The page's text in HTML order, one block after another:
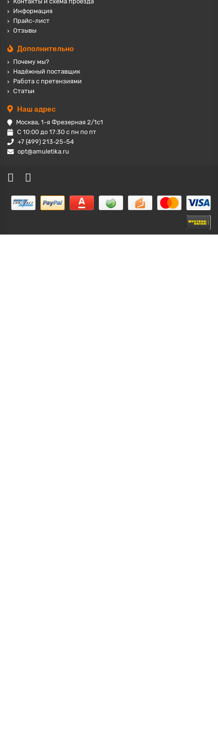
Информация
Прайс-лист
Отзывы
Дополнительно
Почему мы?
Надёжный поставщик
Работа с претензиями
Статьи
Наш адрес
Москва, 1-я Фрезерная 2/1с1
С 10:00 до 17:30 с пн по пт
+7 (499) 213-25-54
opt@amuletika.ru